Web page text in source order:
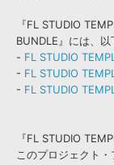
『FL STUDIO
BUNDLE』には、
- FL STUDIO
- FL STUDIO
- FL STUDIO
『FL STUDIO
このプロジェクト